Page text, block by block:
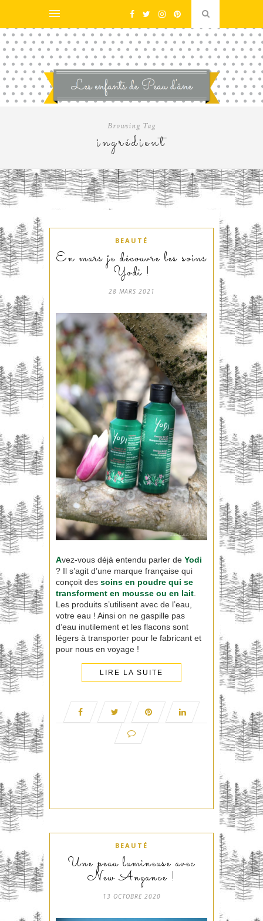
Browsing Tag
ingrédient
BEAUTÉ
En mars je découvre les soins
Yodi !
28 MARS 2021
Avez-vous déjà entendu parler de Yodi
? Il s’agit d’une marque française qui
conçoit des soins en poudre qui se
transforment en mousse ou en lait.
Les produits s’utilisent avec de l’eau,
votre eau ! Ainsi on ne gaspille pas
d’eau inutilement et les flacons sont
légers à transporter pour le fabricant et
pour nous en voyage !
LIRE LA SUITE
BEAUTÉ
Une peau lumineuse avec
New Angance !
13 OCTOBRE 2020